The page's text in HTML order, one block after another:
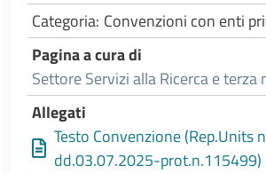
Categoria Convenzioni con enti
Pagina a cura di
Settore Servizi alla Ricerca e terza
Allegati
Testo Convenzione (Rep.Units
dd.03.07.2025-prot.n.115499)